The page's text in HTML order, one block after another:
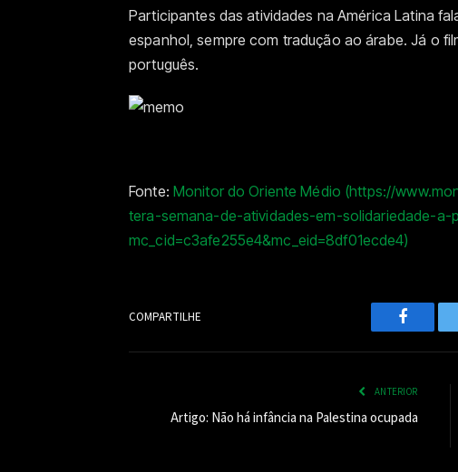
Participantes das atividades na América Latina
espanhol, sempre com tradução ao árabe. Já o
português.
Fonte: Monitor do Oriente Médio (https://
tera-semana-de-atividades-em-solidariedade-a-
mc_cid=c3afe255e4&mc_eid=8df01ecde4)
COMPARTILHE
ANTERIOR
Artigo: Não há infância na Palestina ocupada